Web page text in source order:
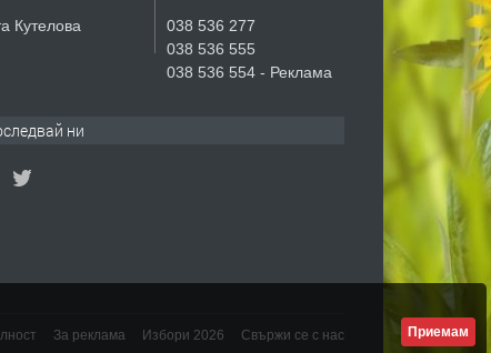
Кутелова
038 536 277
038 536 555
038 536 554 - Реклама
ни
За реклама Избори 2026 Свържи се с нас Приемам